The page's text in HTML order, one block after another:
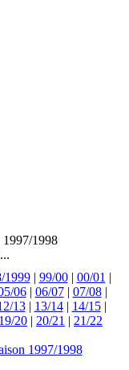
1997/1998
1999| 99/00| 00/01 |
06| 06/07| 07/08|
13| 13/14| 14/15|
19/20 | 20/21 | 21/22
1997/1998